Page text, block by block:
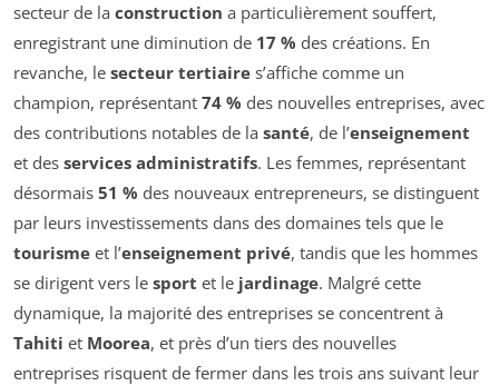
secteur de la construction a particulièrement souffert,
enregistrant une diminution de 17 % des créations. En
revanche, le secteur tertiaire s’affiche comme un
champion, représentant 74 % des nouvelles entreprises, avec
des contributions notables de la santé, de l’enseignement
et des services administratifs. Les femmes, représentant
désormais 51 % des nouveaux entrepreneurs, se distinguent
par leurs investissements dans des domaines tels que le
tourisme et l’enseignement privé, tandis que les hommes
se dirigent vers le sport et le jardinage. Malgré cette
dynamique, la majorité des entreprises se concentrent à
Tahiti et Moorea, et près d’un tiers des nouvelles
entreprises risquent de fermer dans les trois ans suivant leur